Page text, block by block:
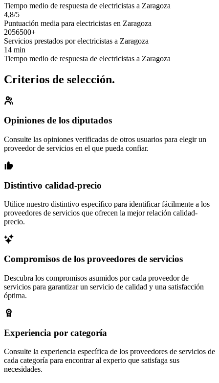
Tiempo medio de respuesta de electricistas a Zaragoza
4,8/5
Puntuación media para electricistas en Zaragoza
2056500+
Servicios prestados por electricistas a Zaragoza
14 min
Tiempo medio de respuesta de electricistas a Zaragoza
Criterios de selección.
Opiniones de los diputados
Consulte las opiniones verificadas de otros usuarios para elegir un
proveedor de servicios en el que pueda confiar.
Distintivo calidad-precio
Utilice nuestro distintivo específico para identificar fácilmente a los
proveedores de servicios que ofrecen la mejor relación calidad-
precio.
Compromisos de los proveedores de servicios
Descubra los compromisos asumidos por cada proveedor de
servicios para garantizar un servicio de calidad y una satisfacción
óptima.
Experiencia por categoría
Consulte la experiencia específica de los proveedores de servicios de
cada categoría para encontrar al experto que satisfaga sus
necesidades.